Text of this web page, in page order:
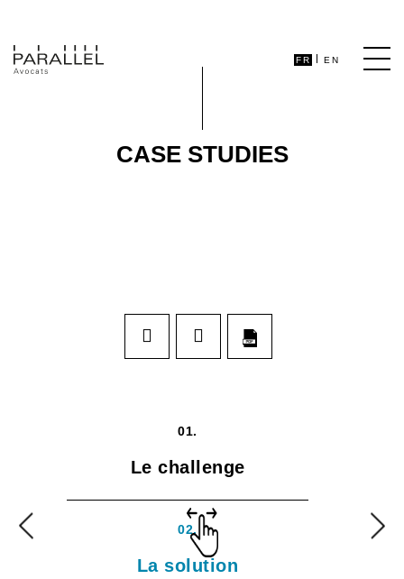
FR EN
CASE STUDIES
01.
Le challenge
02.
La solution